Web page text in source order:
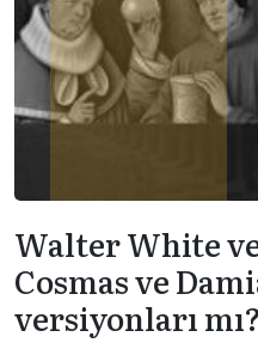
Walter White
Cosmas ve
versiyonları mı?